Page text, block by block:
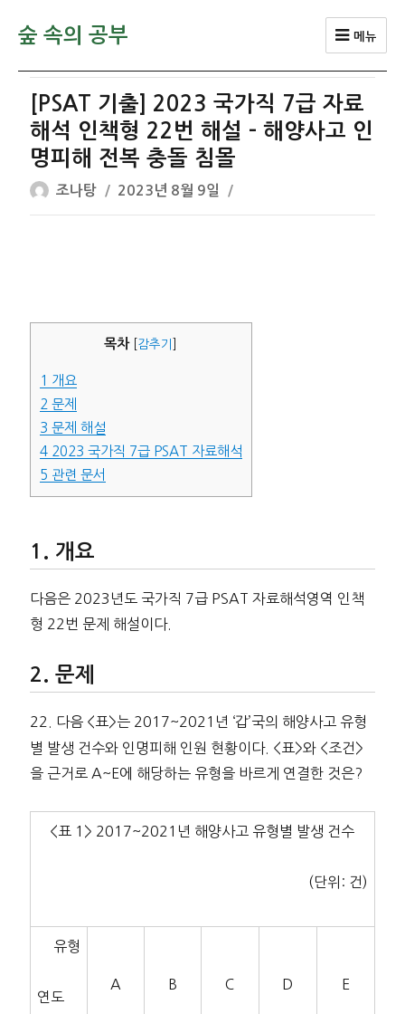
숲 속의 공부 메뉴
[PSAT 기출] 2023 국가직 7급 자료
해석 인책형 22번 해설 – 해양사고 인
명피해 전복 충돌 침몰
글
쓴
조나탕
작
성
2023년 8월 9일
목차 감추기
1 개요
2 문제
3 문제 해설
42023 국가직 7급 PSAT 자료해석
5 관련 문서
개요
다음은 2023년도 국가직 7급 PSAT 자료해석영역 인책
형 22번 문제 해설이다.
문제
22. 다음 <표>는 2017~2021년 ‘갑’국의 해양사고 유형
별 발생 건수와 인명피해 인원 현황이다. <표>와 <조건>
을 근거로 A~E에 해당하는 유형을 바르게 연결한 것은?
<표 1> 2017~2021년 해양사고 유형별 발생 건수
(단위: 건)
유형
연도
A B C D E